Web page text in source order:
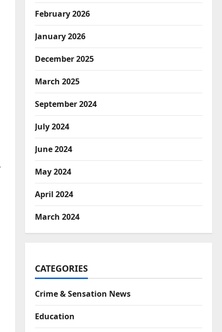
February 2026
January 2026
December 2025
March 2025
September 2024
July 2024
June 2024
May 2024
April 2024
March 2024
CATEGORIES
Crime & Sensation News
Education